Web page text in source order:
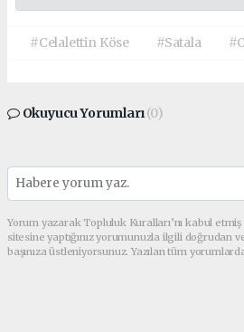
#Celalettin Köse #Satala
Okuyucu Yorumları(0)
Yorum yazarak Topluluk Kuralları’nı kabul
sitesine yaptığınız yorumunuzla ilgili doğrudan
başınıza üstleniyorsunuz. Yazılan tüm